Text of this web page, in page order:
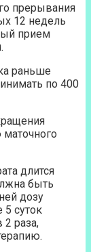
прерывания
12 недель
прием
раньше
по 400
длится
быть
дозу
суток
раза,